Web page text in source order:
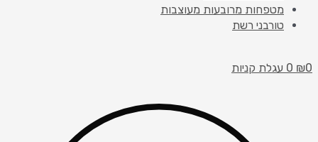
מטפחות מרובעות מעוצבות
טורבני רשת
₪0
0 עגלת קניות